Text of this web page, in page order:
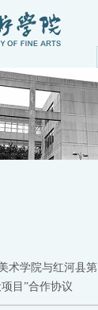
术学院与红河县第
目”合作协议